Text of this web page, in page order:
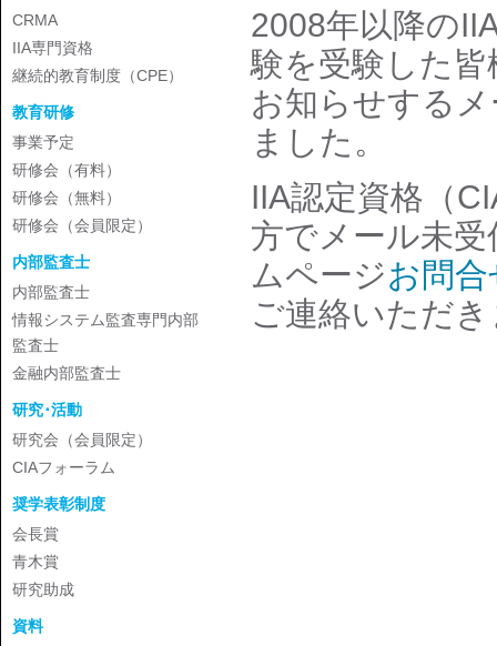
CRMA
IIA専門資格
継続的教育制度（CPE）
教育研修
事業予定
研修会（有料）
研修会（無料）
研修会（会員限定）
内部監査士
内部監査士
情報システム監査専門内部
監査士
金融内部監査士
研究･活動
研究会（会員限定）
CIAフォーラム
奨学表彰制度
会長賞
青木賞
研究助成
資料
2008年以降の
験を受験した
お知らせする
ました。
IIA認定資格（
方でメール未
ムページお問合
ご連絡いただ